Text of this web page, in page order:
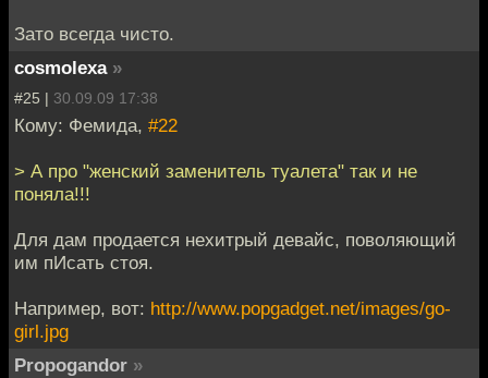
Зато всегда чисто.
cosmolexa »
#25 | 30.09.09 17:38
Кому: Фемида, #22
> А про "женский заменитель туалета" так и не
поняла!!!
Для дам продается нехитрый девайс, поволяющий
им пИсать стоя.
Например, вот: http://www.popgadget.net/images/go-
girl.jpg
Propogandor »